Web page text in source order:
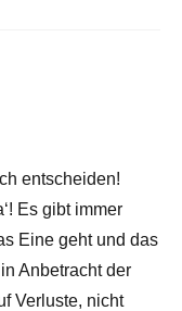
entscheiden!
Es gibt immer
Eine geht und das
Anbetracht der
Verluste, nicht